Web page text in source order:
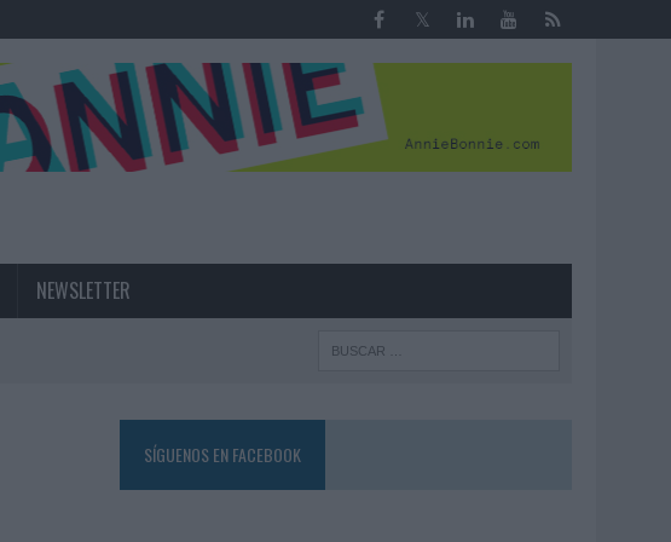
NEWSLETTER
SÍGUENOS EN FACEBOOK